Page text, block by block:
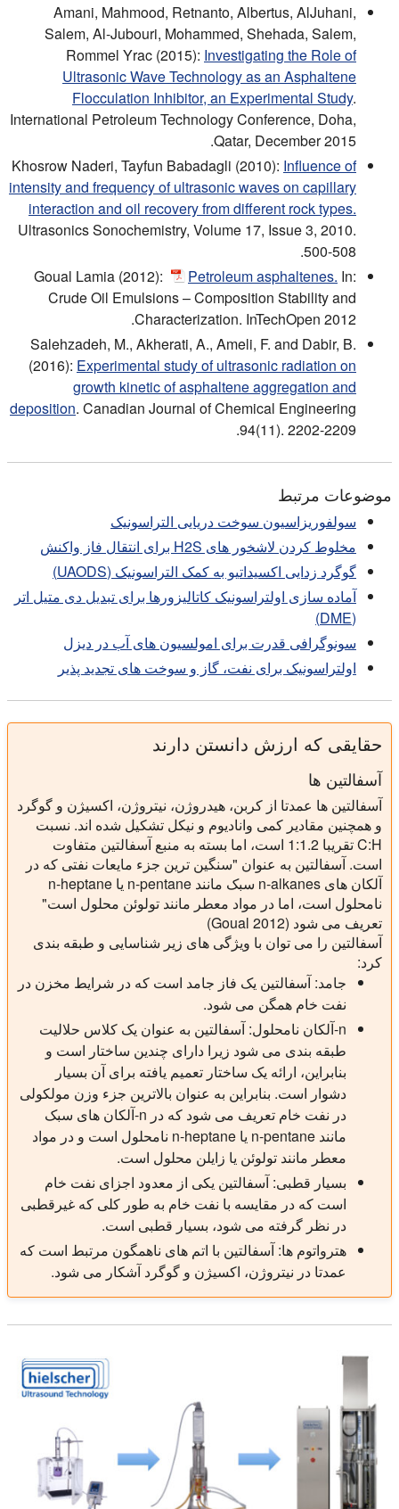
Amani, Mahmood, Retnanto, Albertus, AlJuhani,
Salem, Al-Jubouri, Mohammed, Shehada, Salem,
Rommel Yrac (2015): Investigating the Role of
Ultrasonic Wave Technology as an Asphaltene
Flocculation Inhibitor, an Experimental Study.
International Petroleum Technology Conference, Doha,
Qatar, December 2015.
Khosrow Naderi, Tayfun Babadagli (2010): Influence of
intensity and frequency of ultrasonic waves on capillary
interaction and oil recovery from different rock types.
Ultrasonics Sonochemistry, Volume 17, Issue 3, 2010.
500-508.
Goual Lamia (2012):
Petroleum asphaltenes. In:
Crude Oil Emulsions – Composition Stability and
Characterization. InTechOpen 2012.
Salehzadeh, M., Akherati, A., Ameli, F. and Dabir, B.
(2016): Experimental study of ultrasonic radiation on
growth kinetic of asphaltene aggregation and
deposition. Canadian Journal of Chemical Engineering
94(11). 2202-2209.
موضوعات مرتبط
سولفوریزاسیون سوخت دریایی التراسونیک
مخلوط کردن لاشخور های H2S برای انتقال فاز واکنش
گوگرد زدایی اکسیداتیو به کمک التراسونیک (UAODS)
آماده سازی اولتراسونیک کاتالیزورها برای تبدیل دی متیل اتر
(DME)
سونوگرافی قدرت برای امولسیون های آب در دیزل
اولتراسونیک برای نفت، گاز و سوخت های تجدید پذیر
حقایقی که ارزش دانستن دارند
آسفالتین ها
آسفالتین ها عمدتا از کربن، هیدروژن، نیتروژن، اکسیژن و گوگرد
و همچنین مقادیر کمی وانادیوم و نیکل تشکیل شده اند. نسبت
C:H تقریبا 1:1.2 است، اما بسته به منبع آسفالتین متفاوت
است. آسفالتین به عنوان "سنگین ترین جزء مایعات نفتی که در
آلکان های n-alkanes سبک مانند n-pentane یا n-heptane
نامحلول است، اما در مواد معطر مانند تولوئن محلول است"
تعریف می شود (Goual 2012)
آسفالتین را می توان با ویژگی های زیر شناسایی و طبقه بندی
کرد:
جامد: آسفالتین یک فاز جامد است که در شرایط مخزن در
نفت خام همگن می شود.
n-آلکان نامحلول: آسفالتین به عنوان یک کلاس حلالیت
طبقه بندی می شود زیرا دارای چندین ساختار است و
بنابراین، ارائه یک ساختار تعمیم یافته برای آن بسیار
دشوار است. بنابراین به عنوان بالاترین جزء وزن مولکولی
در نفت خام تعریف می شود که در n-آلکان های سبک
مانند n-pentane یا n-heptane نامحلول است و در مواد
معطر مانند تولوئن یا زایلن محلول است.
بسیار قطبی: آسفالتین یکی از معدود اجزای نفت خام
است که در مقایسه با نفت خام به طور کلی که غیرقطبی
در نظر گرفته می شود، بسیار قطبی است.
هترواتوم ها: آسفالتین با اتم های ناهمگون مرتبط است که
عمدتا در نیتروژن، اکسیژن و گوگرد آشکار می شود.